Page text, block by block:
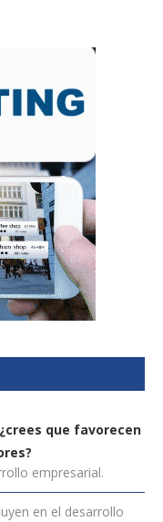
que favorecen
empresarial.
en el desarrollo